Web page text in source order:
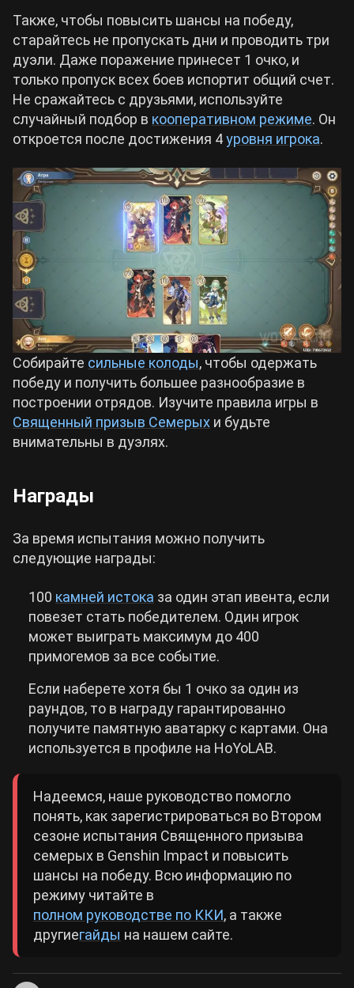
Также, чтобы повысить шансы на победу,
старайтесь не пропускать дни и проводить три
дуэли. Даже поражение принесет 1 очко, и
только пропуск всех боев испортит общий счет.
Не сражайтесь с друзьями, используйте
случайный подбор в кооперативном режиме. Он
откроется после достижения 4уровня игрока.
Собирайте сильные колоды, чтобы одержать
победу и получить большее разнообразие в
построении отрядов. Изучите правила игры в
Священный призыв Семерых и будьте
внимательны в дуэлях.
Награды
За время испытания можно получить
следующие награды:
100 камней истока за один этап ивента, если
повезет стать победителем. Один игрок
может выиграть максимум до 400
примогемов за все событие.
Если наберете хотя бы 1 очко за один из
раундов, то в награду гарантированно
получите памятную аватарку с картами. Она
используется в профиле на HoYoLAB.
Надеемся, наше руководство помогло
понять, как зарегистрироваться во Втором
сезоне испытания Священного призыва
семерых в Genshin Impact и повысить
шансы на победу. Всю информацию по
режиму читайте в
полном руководстве по ККИ, а также
другиегайды на нашем сайте.